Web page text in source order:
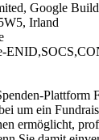
Google
Irland
Plattform
um ein
ermöglicht,